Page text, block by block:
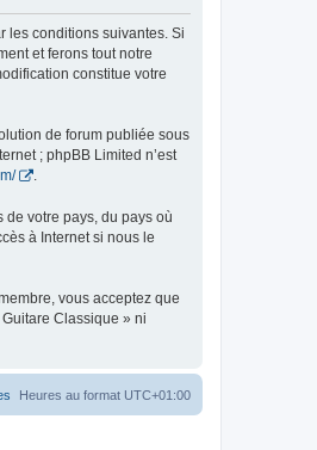
les conditions suivantes. Si
et ferons tout notre
constitue votre
de forum publiée sous
; phpBB Limited n’est
.
votre pays, du pays où
à Internet si nous le
vous acceptez que
Classique » ni
Heures au format UTC+01:00